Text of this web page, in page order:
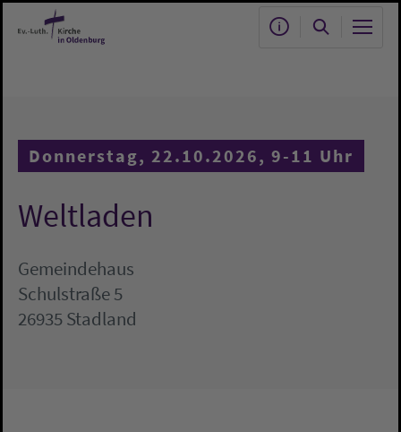
Zum Hauptinhalt springen
Weltladen
Donnerstag, 22.10.2026, 9-11 Uhr
Gemeindehaus
Schulstraße 5
26935 Stadland